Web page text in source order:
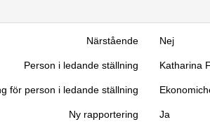
Närstående Nej
Person i ledande ställning Katharina
för person i ledande ställning
Ny rapportering Ja